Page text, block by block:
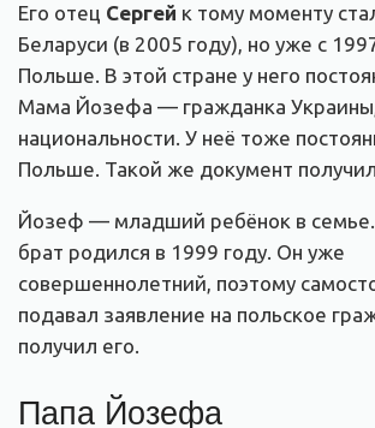
Его отец Сергей к тому моменту
Беларуси (в 2005 году), но уже с
Польше. В этой стране у него
Мама Йозефа — гражданка
национальности. У неё тоже
Польше. Такой же документ
Йозеф — младший ребёнок в семье.
брат родился в 1999 году. Он уже
совершеннолетний, поэтому
подавал заявление на польское
получил его.
Папа Йозефа